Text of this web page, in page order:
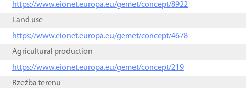
https://www.eionet.europa.eu/gemet/concept/8922
Land use
https://www.eionet.europa.eu/gemet/concept/4678
Agricultural production
https://www.eionet.europa.eu/gemet/concept/219
Rzeźba terenu